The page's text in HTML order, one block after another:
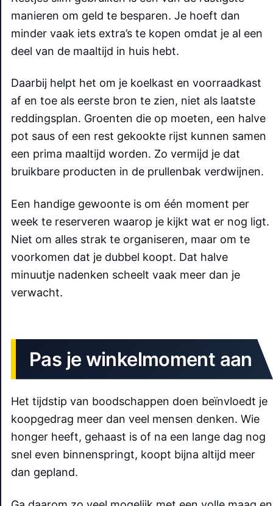
manieren om geld te besparen. Je hoeft dan
minder vaak iets extra’s te kopen omdat je al een
deel van de maaltijd in huis hebt.
Daarbij helpt het om je koelkast en voorraadkast
af en toe als eerste bron te zien, niet als laatste
reddingsplan. Groenten die op moeten, een halve
pot saus of een rest gekookte rijst kunnen samen
een prima maaltijd worden. Zo vermijd je dat
bruikbare producten in de prullenbak verdwijnen.
Een handige gewoonte is om één moment per
week te reserveren waarop je kijkt wat er nog ligt.
Niet om alles strak te organiseren, maar om te
voorkomen dat je dubbel koopt. Dat halve
minuutje nadenken scheelt vaak meer dan je
verwacht.
Pas je winkelmoment aan
Het tijdstip van boodschappen doen beïnvloedt je
koopgedrag meer dan veel mensen denken. Wie
honger heeft, gehaast is of na een lange dag nog
snel even binnenspringt, koopt bijna altijd meer
dan gepland.